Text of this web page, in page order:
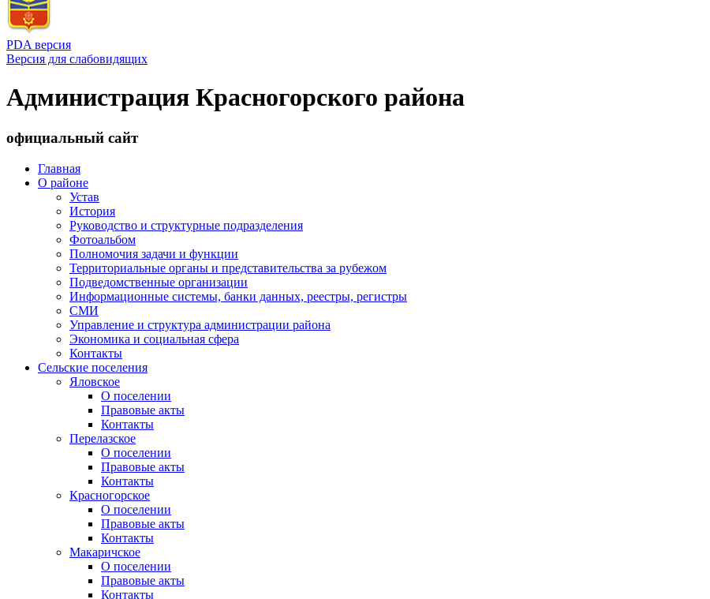
PDA версия
Версия для слабовидящих
Администрация Красногорского района
официальный сайт
Главная
О районе
Устав
История
Руководство и структурные подразделения
Фотоальбом
Полномочия задачи и функции
Территориальные органы и представительства за рубежом
Подведомственные организации
Информационные системы, банки данных, реестры, регистры
СМИ
Управление и структура администрации района
Экономика и социальная сфера
Контакты
Сельские поселения
Яловское
О поселении
Правовые акты
Контакты
Перелазское
О поселении
Правовые акты
Контакты
Красногорское
О поселении
Правовые акты
Контакты
Макаричское
О поселении
Правовые акты
Контакты